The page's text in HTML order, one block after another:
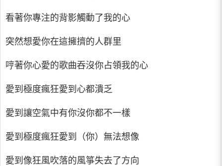
看著你專注的背影觸動了我的心
突然想愛你在這擁擠的人群里
哼著你心愛的歌曲吞沒你占領我的心
愛到極度瘋狂愛到心都潰乏
愛到讓空氣中有你沒你都不一樣
愛到極度瘋狂愛到（你）無法想像
愛到像狂風吹落的風箏失去了方向